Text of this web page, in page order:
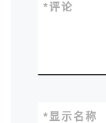
评论
*
显示名称
*